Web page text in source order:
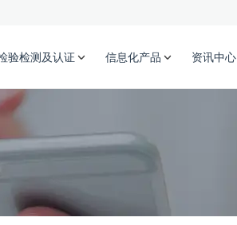
验检测及认证 信息化产品 资讯中心